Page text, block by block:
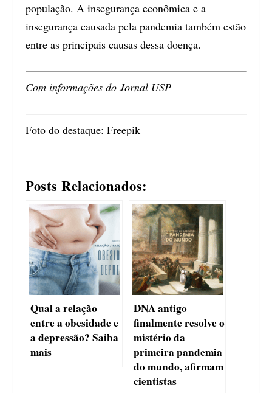
população. A insegurança econômica e a
insegurança causada pela pandemia também estão
entre as principais causas dessa doença.
Com informações do Jornal USP
Foto do destaque:Freepik
Posts Relacionados:
Qual a relação
entre a obesidade e
a depressão? Saiba
mais
DNA antigo
finalmente resolve o
mistério da
primeira pandemia
do mundo, afirmam
cientistas